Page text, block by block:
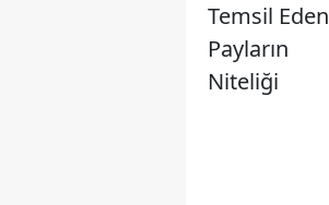
Temsil Eden
Payların
Niteliği